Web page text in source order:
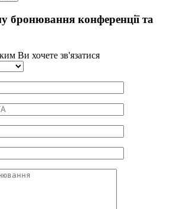
бронювання конференції та
Ви хочете зв'язатися